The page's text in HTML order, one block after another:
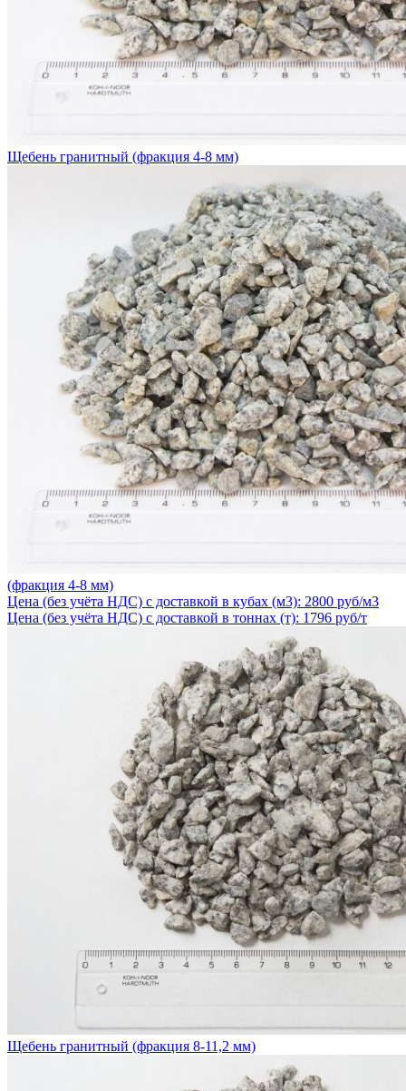
Щебень гранитный (фракция 4-8 мм)
(фракция 4-8 мм)
Цена (без учёта НДС) с доставкой в кубах (м3): 2800 руб/м3
Цена (без учёта НДС) с доставкой в тоннах (т): 1796 руб/т
Щебень гранитный (фракция 8-11,2 мм)